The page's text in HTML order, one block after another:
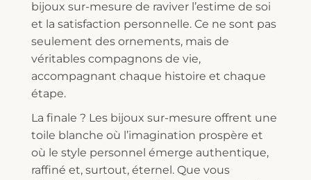
bijoux sur-mesure de raviver l’estime de soi
et la satisfaction personnelle. Ce ne sont pas
seulement des ornements, mais de
véritables compagnons de vie,
accompagnant chaque histoire et chaque
étape.
La finale ? Les bijoux sur-mesure offrent une
toile blanche où l’imagination prospère et
où le style personnel émerge authentique,
raffiné et, surtout, éternel. Que vous